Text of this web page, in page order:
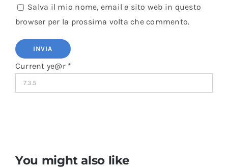
Salva il mio nome, email e sito web in questo
browser per la prossima volta che commento.
Current ye@r *
You might also like